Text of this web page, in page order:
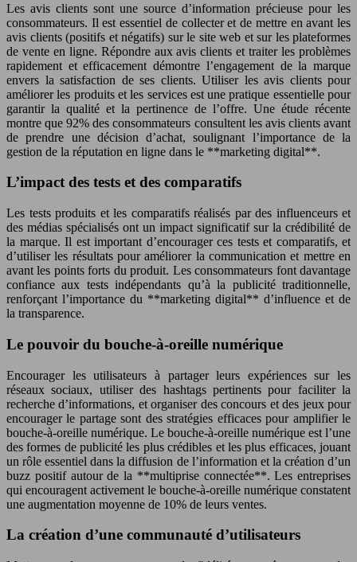
Les avis clients sont une source d’information précieuse pour les
consommateurs. Il est essentiel de collecter et de mettre en avant les
avis clients (positifs et négatifs) sur le site web et sur les plateformes
de vente en ligne. Répondre aux avis clients et traiter les problèmes
rapidement et efficacement démontre l’engagement de la marque
envers la satisfaction de ses clients. Utiliser les avis clients pour
améliorer les produits et les services est une pratique essentielle pour
garantir la qualité et la pertinence de l’offre. Une étude récente
montre que 92% des consommateurs consultent les avis clients avant
de prendre une décision d’achat, soulignant l’importance de la
gestion de la réputation en ligne dans le **marketing digital**.
L’impact des tests et des comparatifs
Les tests produits et les comparatifs réalisés par des influenceurs et
des médias spécialisés ont un impact significatif sur la crédibilité de
la marque. Il est important d’encourager ces tests et comparatifs, et
d’utiliser les résultats pour améliorer la communication et mettre en
avant les points forts du produit. Les consommateurs font davantage
confiance aux tests indépendants qu’à la publicité traditionnelle,
renforçant l’importance du **marketing digital** d’influence et de
la transparence.
Le pouvoir du bouche-à-oreille numérique
Encourager les utilisateurs à partager leurs expériences sur les
réseaux sociaux, utiliser des hashtags pertinents pour faciliter la
recherche d’informations, et organiser des concours et des jeux pour
encourager le partage sont des stratégies efficaces pour amplifier le
bouche-à-oreille numérique. Le bouche-à-oreille numérique est l’une
des formes de publicité les plus crédibles et les plus efficaces, jouant
un rôle essentiel dans la diffusion de l’information et la création d’un
buzz positif autour de la **multiprise connectée**. Les entreprises
qui encouragent activement le bouche-à-oreille numérique constatent
une augmentation moyenne de 10% de leurs ventes.
La création d’une communauté d’utilisateurs